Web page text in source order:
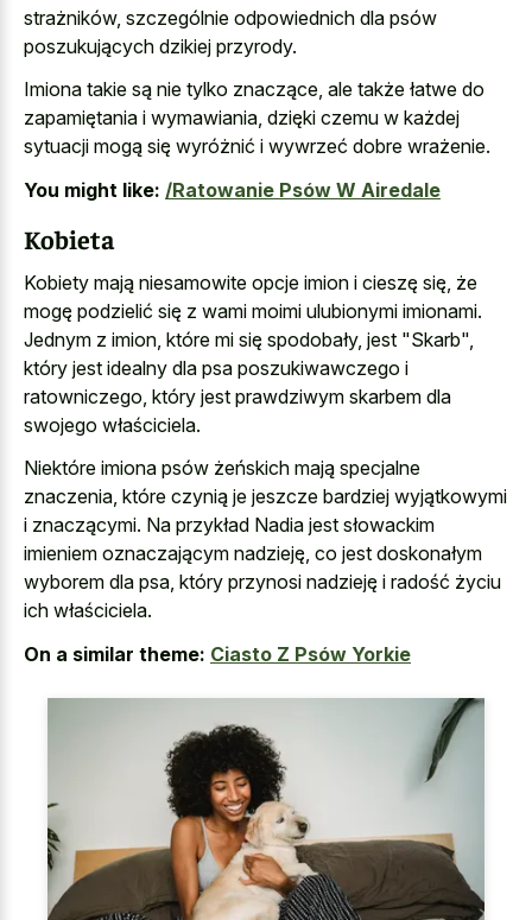
strażników, szczególnie odpowiednich dla psów
poszukujących dzikiej przyrody.
Imiona takie są nie tylko znaczące, ale także łatwe do
zapamiętania i wymawiania, dzięki czemu w każdej
sytuacji mogą się wyróżnić i wywrzeć dobre wrażenie.
You might like: /Ratowanie Psów W Airedale
Kobieta
Kobiety mają niesamowite opcje imion i cieszę się, że
mogę podzielić się z wami moimi ulubionymi imionami.
Jednym z imion, które mi się spodobały, jest "Skarb",
który jest idealny dla psa poszukiwawczego i
ratowniczego, który jest prawdziwym skarbem dla
swojego właściciela.
Niektóre imiona psów żeńskich mają specjalne
znaczenia, które czynią je jeszcze bardziej wyjątkowymi
i znaczącymi. Na przykład Nadia jest słowackim
imieniem oznaczającym nadzieję, co jest doskonałym
wyborem dla psa, który przynosi nadzieję i radość życiu
ich właściciela.
On a similar theme: Ciasto Z Psów Yorkie